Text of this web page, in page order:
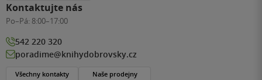
Kontaktujte nás
Po–Pá: 8:00–17:00
542 220 320
poradime@knihydobrovsky.cz
Všechny kontakty Naše prodejny